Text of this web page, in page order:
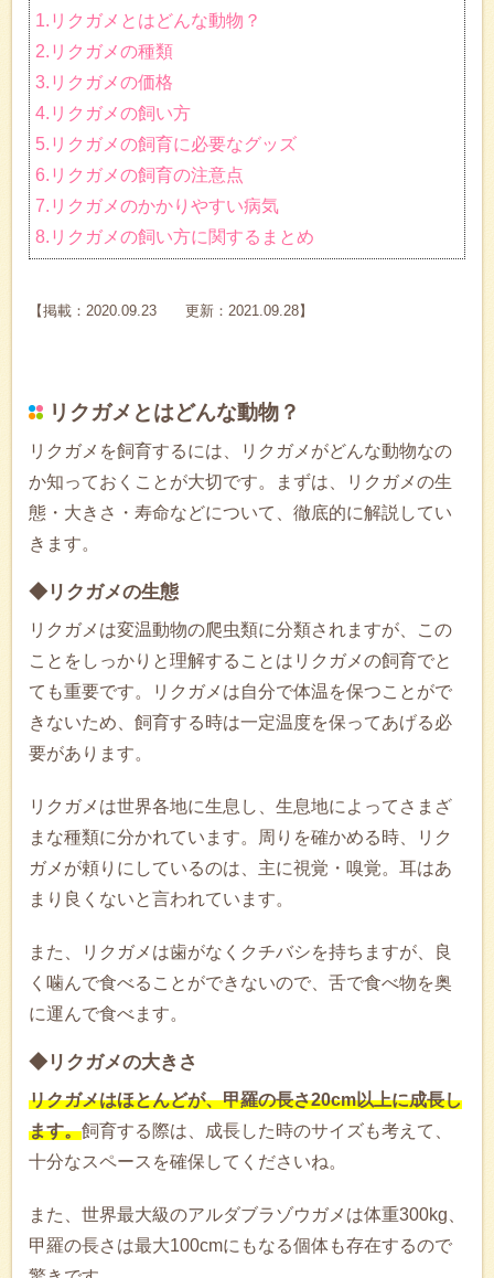
1.リクガメとはどんな動物？
2.リクガメの種類
3.リクガメの価格
4.リクガメの飼い方
5.リクガメの飼育に必要なグッズ
6.リクガメの飼育の注意点
7.リクガメのかかりやすい病気
8.リクガメの飼い方に関するまとめ
【掲載：2020.09.23 更新：2021.09.28】
リクガメとはどんな動物？
リクガメを飼育するには、リクガメがどんな動物なの
か知っておくことが大切です。まずは、リクガメの生
態・大きさ・寿命などについて、徹底的に解説してい
きます。
◆リクガメの生態
リクガメは変温動物の爬虫類に分類されますが、この
ことをしっかりと理解することはリクガメの飼育でと
ても重要です。リクガメは自分で体温を保つことがで
きないため、飼育する時は一定温度を保ってあげる必
要があります。
リクガメは世界各地に生息し、生息地によってさまざ
まな種類に分かれています。周りを確かめる時、リク
ガメが頼りにしているのは、主に視覚・嗅覚。耳はあ
まり良くないと言われています。
また、リクガメは歯がなくクチバシを持ちますが、良
く噛んで食べることができないので、舌で食べ物を奥
に運んで食べます。
◆リクガメの大きさ
リクガメはほとんどが、甲羅の長さ20cm以上に成長し
ます。飼育する際は、成長した時のサイズも考えて、
十分なスペースを確保してくださいね。
また、世界最大級のアルダブラゾウガメは体重300kg、
甲羅の長さは最大100cmにもなる個体も存在するので